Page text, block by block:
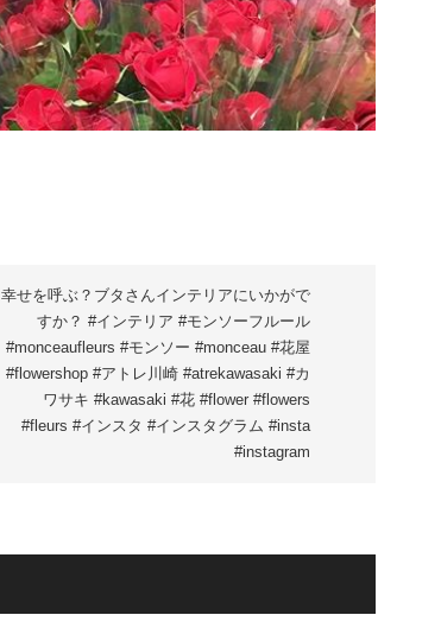
幸せを呼ぶ？ブタさんインテリアにいかがで
すか？ #インテリア #モンソーフルール
#monceaufleurs #モンソー #monceau #花屋
#flowershop #アトレ川崎 #atrekawasaki #カ
ワサキ #kawasaki #花 #flower #flowers
#fleurs #インスタ #インスタグラム #insta
#instagram